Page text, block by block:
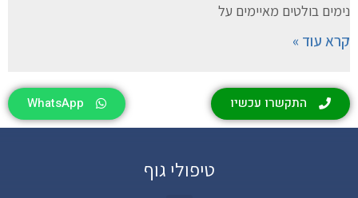
נימים בולטים מאיימים על
קרא עוד »
התקשרו עכשיו WhatsApp
טיפולי גוף